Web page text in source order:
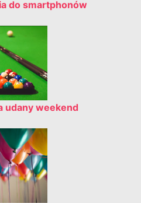
do smartphonów
udany weekend